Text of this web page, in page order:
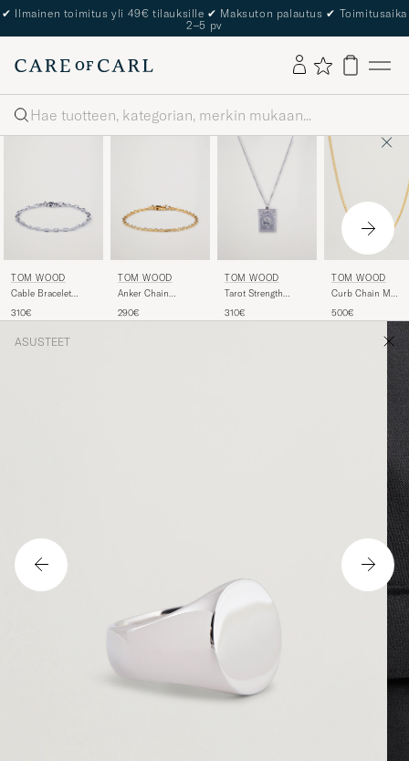
✔ Ilmainen toimitus yli 49€ tilauksille ✔ Maksuton palautus ✔ Toimitusaika
2–5 pv
Haku
TOM WOOD
Cable Bracelet
310€
TOM WOOD
Anker Chain
290€
TOM WOOD
Tarot Strength
Silver
310€
TOM WOOD
Curb Chain M
500€
ASUSTEET